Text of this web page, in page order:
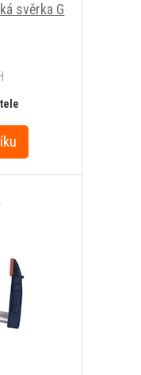
svěrka G